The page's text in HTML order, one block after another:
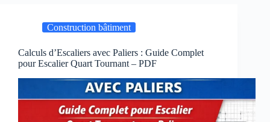
de
(PDF)
Construction bâtiment
Calculs d’Escaliers avec Paliers : Guide Complet
pour Escalier Quart Tournant – PDF